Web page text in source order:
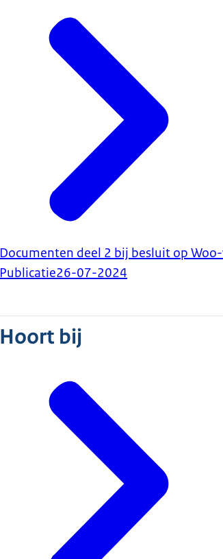
Documenten deel 2 bij besluit op
Publicatie26-07-2024
Hoort bij